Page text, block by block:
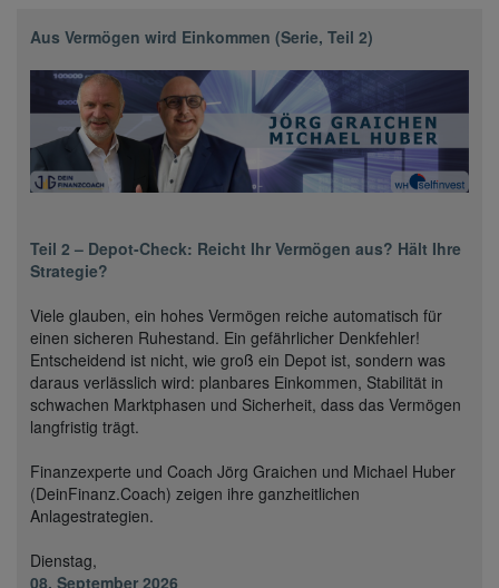
Aus Vermögen wird Einkommen (Serie, Teil 2)
Teil 2 – Depot-Check: Reicht Ihr Vermögen aus? Hält Ihre
Strategie?
Viele glauben, ein hohes Vermögen reiche automatisch für
einen sicheren Ruhestand. Ein gefährlicher Denkfehler!
Entscheidend ist nicht, wie groß ein Depot ist, sondern was
daraus verlässlich wird: planbares Einkommen, Stabilität in
schwachen Marktphasen und Sicherheit, dass das Vermögen
langfristig trägt.
Finanzexperte und Coach Jörg Graichen und Michael Huber
(DeinFinanz.Coach) zeigen ihre ganzheitlichen
Anlagestrategien.
Dienstag,
08. September 2026